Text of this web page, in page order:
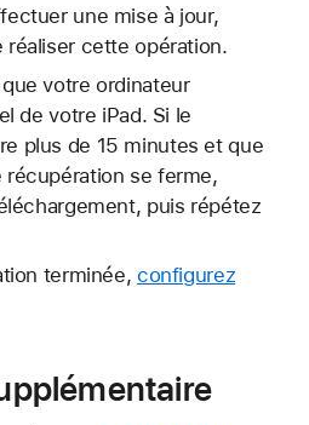
une mise à jour,
réaliser cette opération.
votre ordinateur
de votre iPad. Si le
plus de 15 minutes et que
récupération se ferme,
puis répétez
terminée, configurez